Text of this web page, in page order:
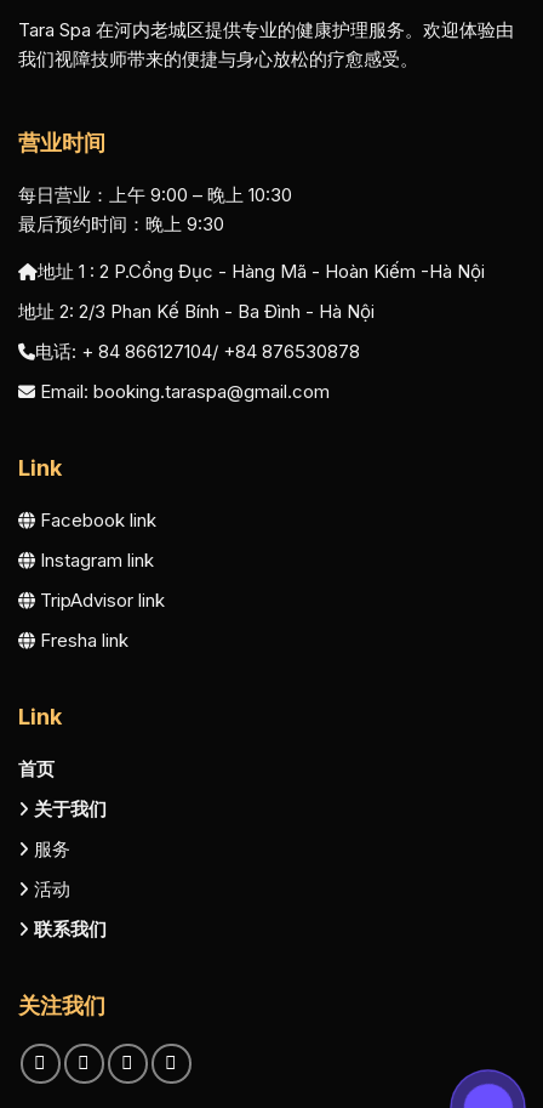
Tara Spa 在河内老城区提供专业的健康护理服务。欢迎体验由
我们视障技师带来的便捷与身心放松的疗愈感受。
营业时间
每日营业：上午 9:00 – 晚上 10:30
最后预约时间：晚上 9:30
地址 1 : 2 P.Cổng Đục - Hàng Mã - Hoàn Kiếm -Hà Nội
地址 2: 2/3 Phan Kế Bính - Ba Đình - Hà Nội
电话: + 84 866127104/ +84 876530878
Email: booking.taraspa@gmail.com
Link
Facebook link
Instagram link
TripAdvisor link
Fresha link
Link
首页
关于我们
服务
活动
联系我们
关注我们